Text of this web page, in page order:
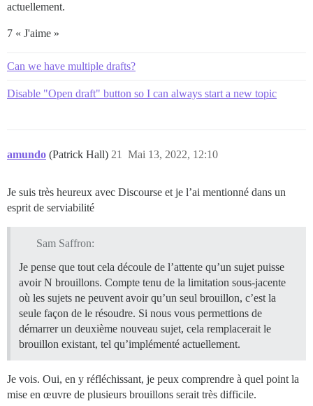
actuellement.
7 « J'aime »
Can we have multiple drafts?
Disable "Open draft" button so I can always start a new topic
amundo (Patrick Hall) Mai 13, 2022, 12:10
21
Je suis très heureux avec Discourse et je l’ai mentionné dans un
esprit de serviabilité
Sam Saffron:
Je pense que tout cela découle de l’attente qu’un sujet puisse
avoir N brouillons. Compte tenu de la limitation sous-jacente
où les sujets ne peuvent avoir qu’un seul brouillon, c’est la
seule façon de le résoudre. Si nous vous permettions de
démarrer un deuxième nouveau sujet, cela remplacerait le
brouillon existant, tel qu’implémenté actuellement.
Je vois. Oui, en y réfléchissant, je peux comprendre à quel point la
mise en œuvre de plusieurs brouillons serait très difficile.